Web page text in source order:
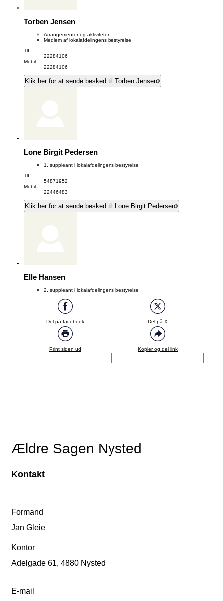
Torben Jensen
Arrangementer og aktiviteter
Medlem af lokalafdelingens bestyrelse
Tlf
22284106
Mobil
22284106
Klik her for at sende besked til Torben Jensen
Lone Birgit Pedersen
1. suppleant i lokalafdelingens bestyrelse
Tlf
54871952
Mobil
22446483
Klik her for at sende besked til Lone Birgit Pedersen
Elle Hansen
2. suppleant i lokalafdelingens bestyrelse
Del på facebook Del på X
Print siden ud Kopier og del link
Ældre Sagen Nysted
Kontakt
Formand
Jan Gleie
Kontor
Adelgade 61, 4880 Nysted
E-mail